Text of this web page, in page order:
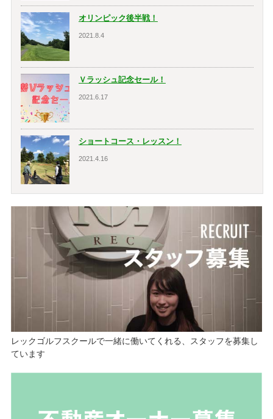
オリンピック後半戦！
2021.8.4
Ｖラッシュ記念セール！
2021.6.17
ショートコース・レッスン！
2021.4.16
レックゴルフスクールで一緒に働いてくれる、スタッフを募集し
ています